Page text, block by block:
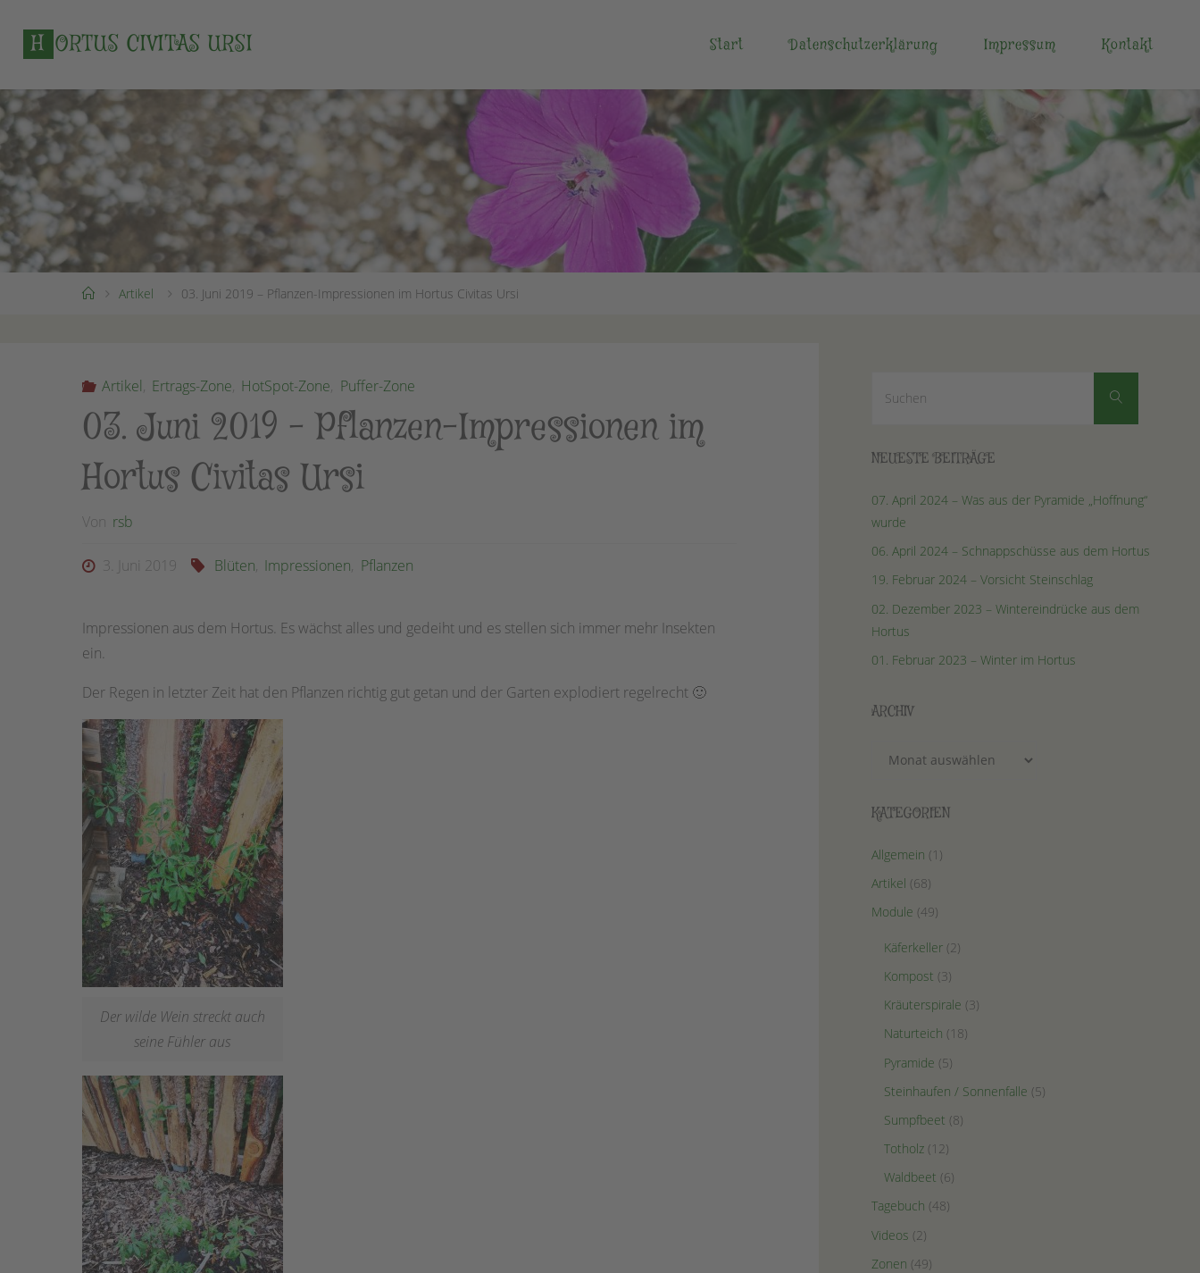
Inhalt
springen
H ORTUS CIVITAS URSI Start Datenschutzerklärung Impressum Kontakt
StartArtikel 03. Juni 2019 – Pflanzen-Impressionen im Hortus Civitas Ursi
Artikel, Ertrags-Zone, HotSpot-Zone, Puffer-Zone
03. Juni 2019 – Pflanzen-Impressionen im
Hortus Civitas Ursi
Von rsb
3. Juni 2019 Blüten, Impressionen, Pflanzen
Impressionen aus dem Hortus. Es wächst alles und gedeiht und es stellen sich immer mehr Insekten
ein.
Der Regen in letzter Zeit hat den Pflanzen richtig gut getan und der Garten explodiert regelrecht 🙂
Der wilde Wein streckt auch
seine Fühler aus
Suchen
NEUESTE BEITRÄGE
07. April 2024 – Was aus der Pyramide „Hoffnung“
wurde
06. April 2024 – Schnappschüsse aus dem Hortus
19. Februar 2024 – Vorsicht Steinschlag
02. Dezember 2023 – Wintereindrücke aus dem
Hortus
01. Februar 2023 – Winter im Hortus
ARCHIV
KATEGORIEN
Allgemein (1)
Artikel (68)
Module (49)
Käferkeller (2)
Kompost (3)
Kräuterspirale (3)
Naturteich (18)
Pyramide (5)
Steinhaufen / Sonnenfalle (5)
Sumpfbeet (8)
Totholz (12)
Waldbeet (6)
Tagebuch (48)
Videos (2)
Zonen (49)